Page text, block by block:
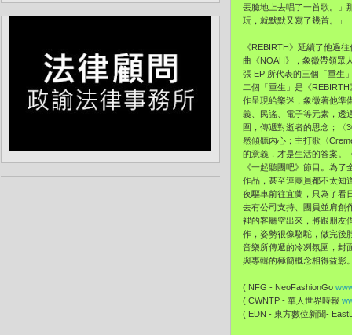
丟臉地上去唱了一首歌。」
玩，就默默又寫了幾首。」
《REBIRTH》延續了他過
曲《NOAH》，象徵帶領眾
張 EP 所代表的三個「重生
二個「重生」是《
作呈現給樂迷，象徵著他準
義、民謠、電子等元素，透
圍，傳遞對逝者的思念；〈
然傾聽內心；主打歌〈
的意義，才是生活的答案。
《一起聽團吧》節目。為
作品，甚至連團員都不太知
夜驅車前往宜蘭，只為了看
去有公司支持、團員並肩創
裡的客廳空出來，將跟朋友
作，姿勢很像駱駝，做完後
音樂所傳遞的冷冽氛圍，封
與專輯的極簡概念相得益彰
( NFG - NeoFashionGo
( CWNTP - 華人世界時報
( EDN - 東方數位新聞-